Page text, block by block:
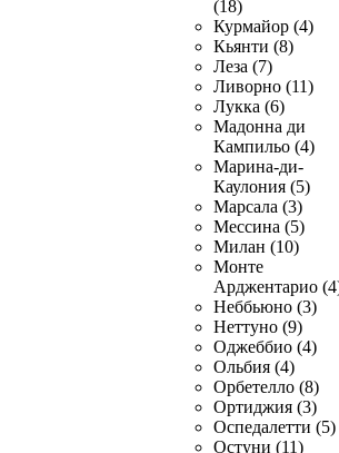
(18)
Курмайор (4)
Кьянти (8)
Леза (7)
Ливорно (11)
Лукка (6)
Мадонна ди
Кампильо (4)
Марина-ди-
Каулония (5)
Марсала (3)
Мессина (5)
Милан (10)
Монте
Арджентарио
Неббьюно (3)
Неттуно (9)
Оджеббио (4)
Ольбия (4)
Орбетелло (8)
Ортиджия (3)
Оспедалетти (5)
Остуни (11)